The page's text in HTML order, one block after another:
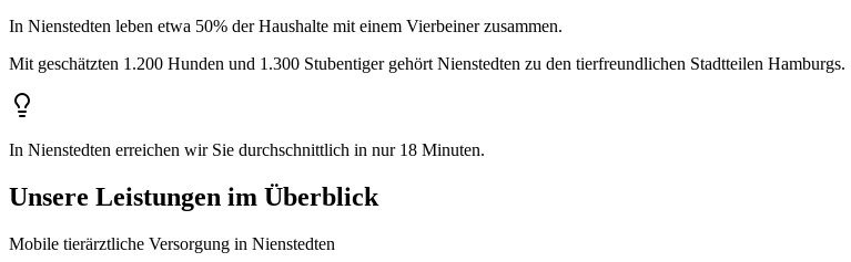
In Nienstedten leben etwa 50% der Haushalte mit einem Vierbeiner zusammen.
Mit geschätzten 1.200 Hunden und 1.300 Stubentiger gehört Nienstedten zu den tierfreundlichen Stadtteilen Hamburgs.
In Nienstedten erreichen wir Sie durchschnittlich in nur 18 Minuten.
Unsere Leistungen im Überblick
Mobile tierärztliche Versorgung in Nienstedten